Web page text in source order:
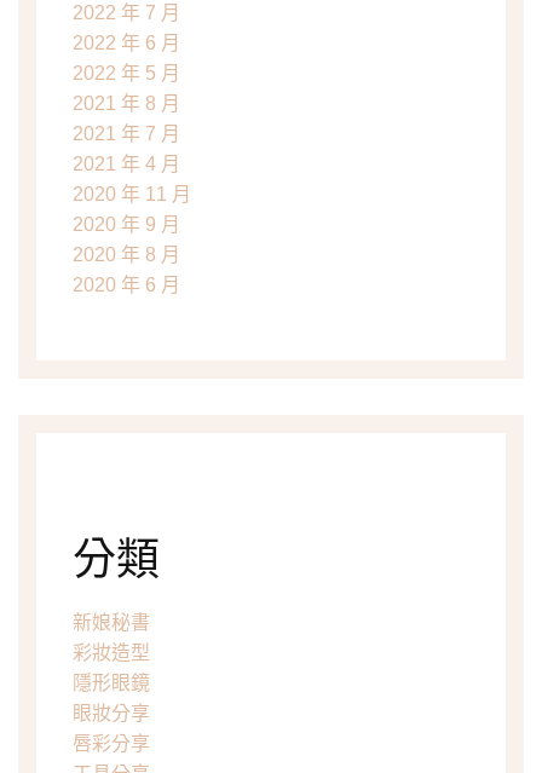
2022 年 7 月
2022 年 6 月
2022 年 5 月
2021 年 8 月
2021 年 7 月
2021 年 4 月
2020 年 11 月
2020 年 9 月
2020 年 8 月
2020 年 6 月
分類
新娘秘書
彩妝造型
隱形眼鏡
眼妝分享
唇彩分享